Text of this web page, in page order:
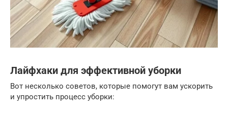
Лайфхаки для эффективной уборки
Вот несколько советов, которые помогут вам ускорить
и упростить процесс уборки: